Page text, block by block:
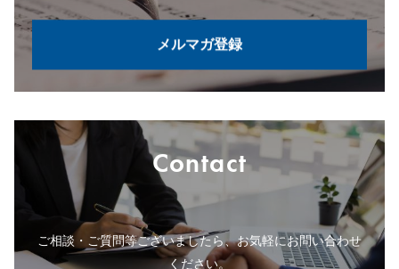
メルマガ登録
Contact
ご相談・ご質問等ございましたら、お気軽にお問い合わせ
ください。